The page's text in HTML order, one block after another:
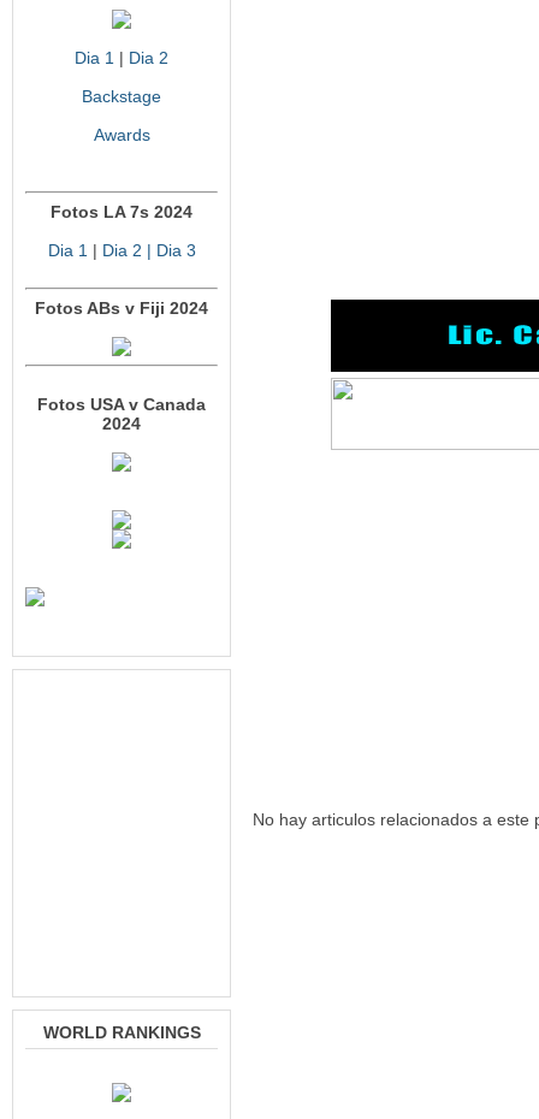
Dia 1 | Dia 2
Backstage
Awards
Fotos LA 7s 2024
Dia 1 | Dia 2 | Dia 3
Fotos ABs v Fiji 2024
Fotos USA v Canada
2024
WORLD RANKINGS
No hay articulos relacionados a este